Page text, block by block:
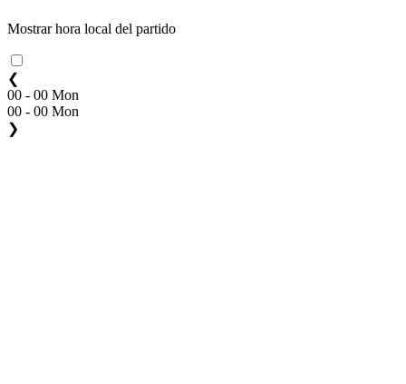
Mostrar hora local del partido
❮
00 - 00 Mon
00 - 00 Mon
❯